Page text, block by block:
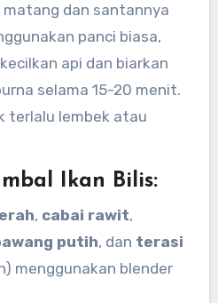
matang dan santannya
panci biasa,
api dan biarkan
selama 15-20 menit.
terlalu lembek atau
Ikan Bilis:
, cabai rawit,
putih, dan terasi
menggunakan blender